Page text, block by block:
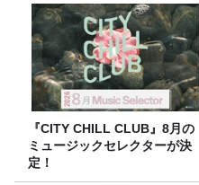
『CITY CHILL CLUB』8月の
ミュージックセレクターが決
定！